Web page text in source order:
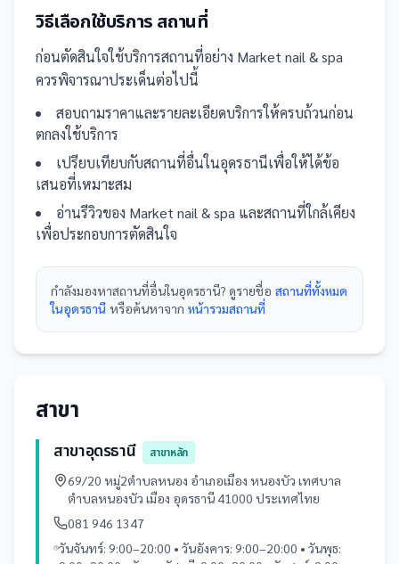
วิธีเลือกใช้บริการ สถานที่
ก่อนตัดสินใจใช้บริการสถานที่อย่าง Market nail & spa
ควรพิจารณาประเด็นต่อไปนี้
สอบถามราคาและรายละเอียดบริการให้ครบถ้วนก่อน
ตกลงใช้บริการ
เปรียบเทียบกับสถานที่อื่นในอุดรธานีเพื่อให้ได้ข้อ
เสนอที่เหมาะสม
อ่านรีวิวของ Market nail & spa และสถานที่ใกล้เคียง
เพื่อประกอบการตัดสินใจ
กำลังมองหาสถานที่อื่นในอุดรธานี? ดูรายชื่อ สถานที่ทั้งหมด
ในอุดรธานี หรือค้นหาจาก หน้ารวมสถานที่
สาขา
สาขาอุดรธานี
สาขาหลัก
69/20 หมู่2ตำบลหนอง อำเภอเมือง หนองบัว เทศบาล
ตำบลหนองบัว เมือง อุดรธานี 41000 ประเทศไทย
081 946 1347
วันจันทร์: 9:00–20:00 • วันอังคาร: 9:00–20:00 • วันพุธ: